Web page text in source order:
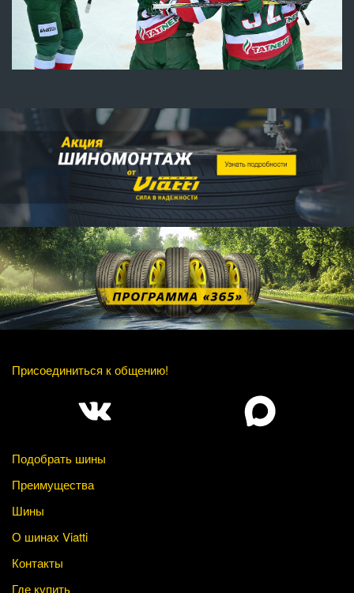
Присоединиться к общению!
Подобрать шины
Преимущества
Шины
О шинах Viatti
Контакты
Где купить